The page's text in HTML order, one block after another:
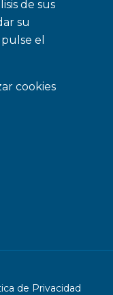
de sus
su
el
cookies
de Privacidad